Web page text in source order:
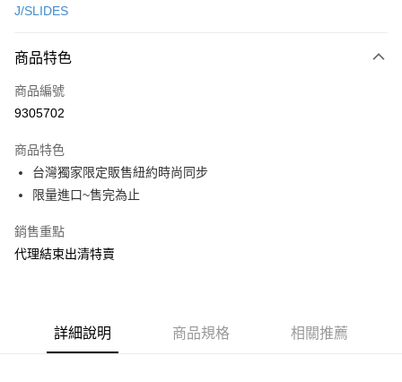
LINE Pay
Apple Pay
悠遊付
ATM付款
運送方式
全家取貨付款
J/SLIDES
商品特色
商品編號
9305702
商品特色
台灣獨家限定販售紐約時尚同步
限量進口~售完為止
銷售重點
代理結束出清特賣
詳細說明 商品規格 相關推薦